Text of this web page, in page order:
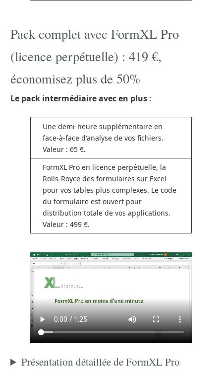
Pack complet avec FormXL Pro
(licence perpétuelle) : 419 €,
économisez plus de 50%
Le pack intermédiaire avec en plus :
Une demi-heure supplémentaire en
face-à-face d'analyse de vos fichiers.
Valeur : 65 €.
FormXL Pro en licence perpétuelle, la
Rolls-Royce des formulaires sur Excel
pour vos tables plus complexes. Le code
du formulaire est ouvert pour
distribution totale de vos applications.
Valeur : 499 €.
Présentation détaillée de FormXL Pro